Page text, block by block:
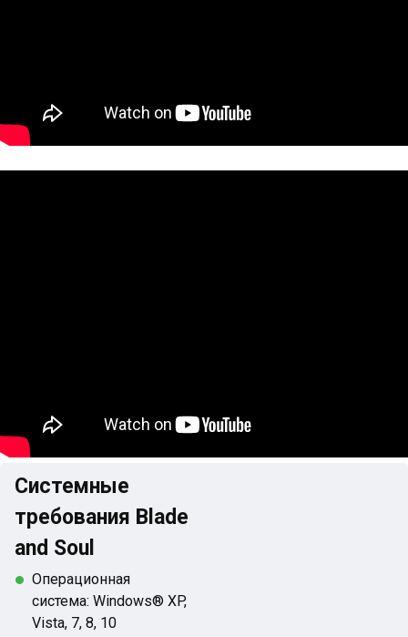
Системные
требования Blade
and Soul
Операционная
система: Windows® XP,
Vista, 7, 8, 10